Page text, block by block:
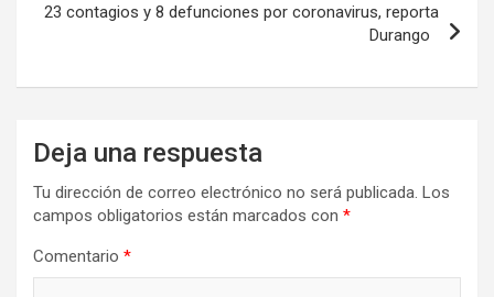
23 contagios y 8 defunciones por coronavirus, reporta
Durango
Deja una respuesta
Tu dirección de correo electrónico no será publicada. Los
campos obligatorios están marcados con *
Comentario *